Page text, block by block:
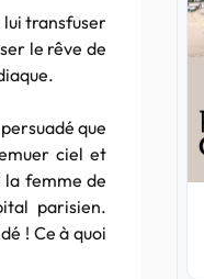
transfuser
le rêve de
que
ciel et
la femme de
parisien.
! Ce à quoi